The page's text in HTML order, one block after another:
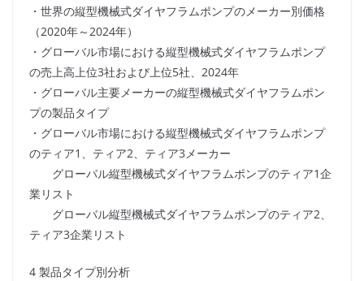
・世界の縦型機械式ダイヤフラムポンプのメーカー別価格
（2020年～2024年）
・グローバル市場における縦型機械式ダイヤフラムポンプ
の売上高上位3社および上位5社、2024年
・グローバル主要メーカーの縦型機械式ダイヤフラムポン
プの製品タイプ
・グローバル市場における縦型機械式ダイヤフラムポンプ
のティア1、ティア2、ティア3メーカー
グローバル縦型機械式ダイヤフラムポンプのティア1企
業リスト
グローバル縦型機械式ダイヤフラムポンプのティア2、
ティア3企業リスト
4 製品タイプ別分析